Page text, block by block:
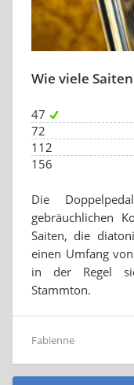
Wie viele
47
72
112
156
Die
gebräuchlichen
Saiten, die
einen Umfang
in der Regel
Stammton.
Fabienne